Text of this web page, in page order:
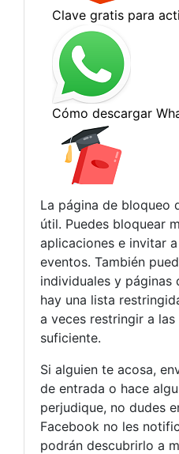
La página de bloqueo
útil. Puedes bloquear
aplicaciones e invitar
eventos. También
individuales y páginas
hay una lista
a veces restringir a
suficiente.
Si alguien te acosa,
de entrada o hace
perjudique, no dudes
Facebook no les
podrán descubrirlo a